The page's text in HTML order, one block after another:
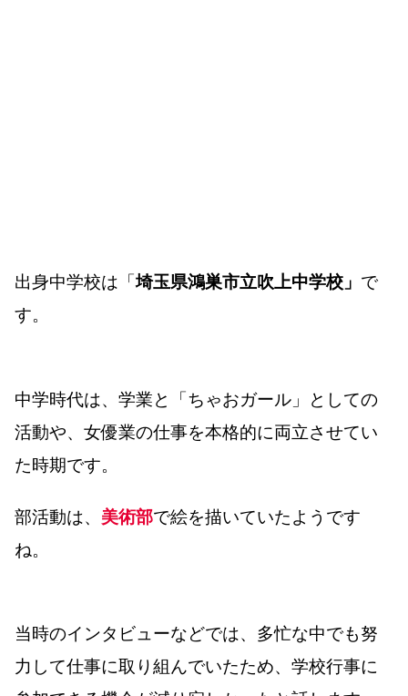
出身中学校は「埼玉県鴻巣市立吹上中学校」 で
す。
中学時代は、学業と「ちゃおガール」としての
活動や、女優業の仕事を本格的に両立させてい
た時期です。
部活動は、 美術部で絵を描いていたようです
ね。
当時のインタビューなどでは、多忙な中でも努
力して仕事に取り組んでいたため、学校行事に